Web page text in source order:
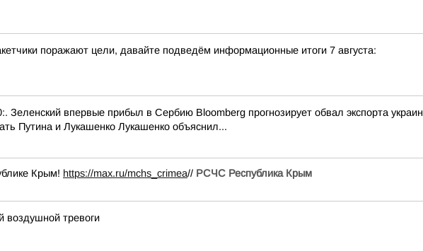
поражают цели, давайте подведём информационные итоги 7 августа:
Зеленский впервые прибыл в Сербию Bloomberg прогнозирует обвал экспорта
Путина и Лукашенко Лукашенко объяснил...
Крым! https://max.ru/mchs_crimea// РСЧС Республика Крым
воздушной тревоги